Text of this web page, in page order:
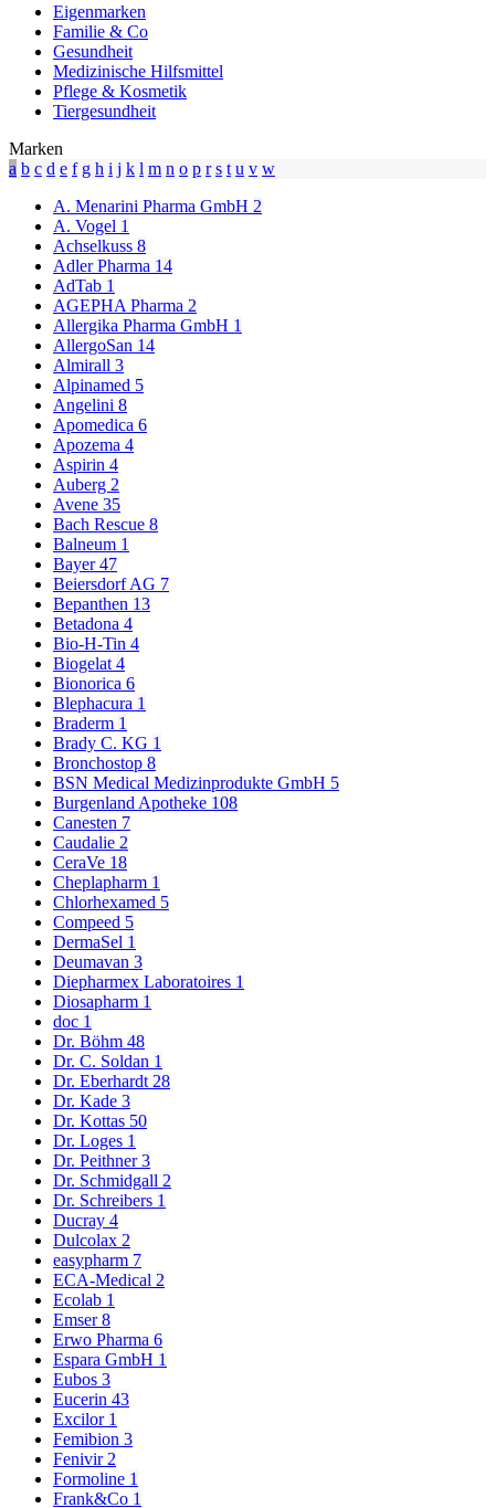
Eigenmarken
Familie & Co
Gesundheit
Medizinische Hilfsmittel
Pflege & Kosmetik
Tiergesundheit
Marken
a b c d e f g h i j k l m n o p r s t u v w
A. Menarini Pharma GmbH 2
A. Vogel 1
Achselkuss 8
Adler Pharma 14
AdTab 1
AGEPHA Pharma 2
Allergika Pharma GmbH 1
AllergoSan 14
Almirall 3
Alpinamed 5
Angelini 8
Apomedica 6
Apozema 4
Aspirin 4
Auberg 2
Avene 35
Bach Rescue 8
Balneum 1
Bayer47
Beiersdorf AG 7
Bepanthen 13
Betadona 4
Bio-H-Tin 4
Biogelat 4
Bionorica 6
Blephacura 1
Braderm 1
Brady C. KG 1
Bronchostop 8
BSN Medical Medizinprodukte GmbH 5
Burgenland Apotheke 108
Canesten 7
Caudalie 2
CeraVe 18
Cheplapharm 1
Chlorhexamed 5
Compeed 5
DermaSel 1
Deumavan 3
Diepharmex Laboratoires 1
Diosapharm 1
doc 1
Dr. Böhm 48
Dr. C. Soldan 1
Dr. Eberhardt 28
Dr. Kade 3
Dr. Kottas 50
Dr. Loges 1
Dr. Peithner3
Dr. Schmidgall 2
Dr. Schreibers 1
Ducray 4
Dulcolax 2
easypharm 7
ECA-Medical 2
Ecolab 1
Emser8
Erwo Pharma 6
Espara GmbH 1
Eubos 3
Eucerin 43
Excilor 1
Femibion 3
Fenivir 2
Formoline 1
Frank&Co 1